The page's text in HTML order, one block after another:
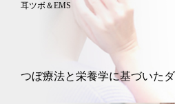
耳ツボ＆EMS
つぼ療法と栄養学に基づいた